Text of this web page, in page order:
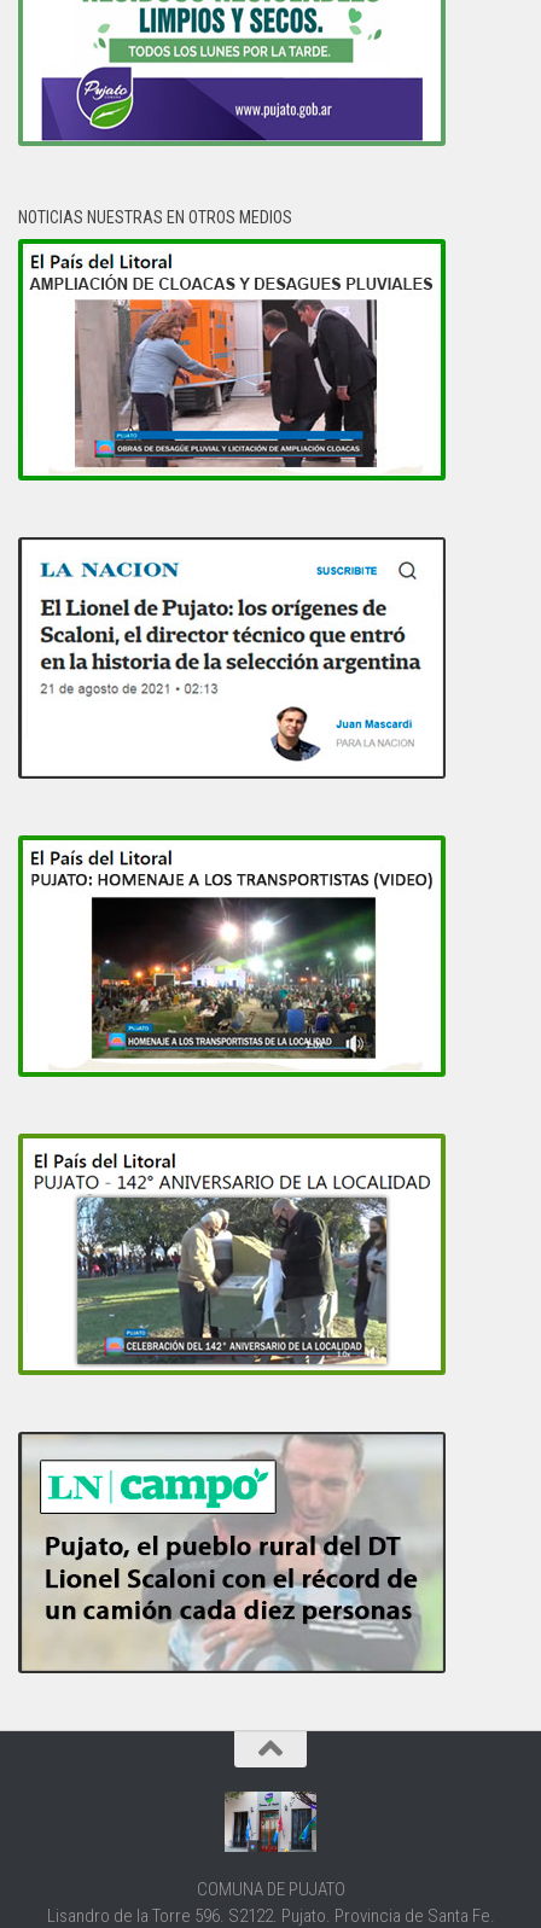
NOTICIAS NUESTRAS EN OTROS MEDIOS
COMUNA DE PUJATO
Lisandro de la Torre 596. S2122. Pujato. Provincia de Santa Fe.